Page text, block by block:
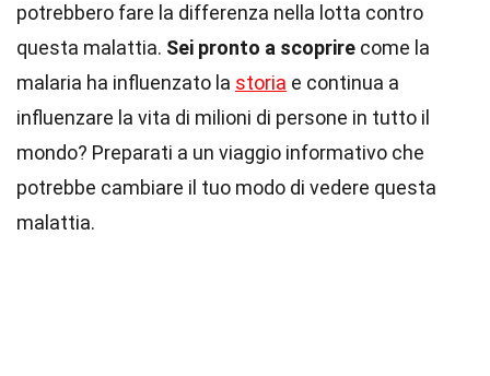
potrebbero fare la differenza nella lotta contro
questa malattia. Sei pronto a scoprire come la
malaria ha influenzato la storia e continua a
influenzare la vita di milioni di persone in tutto il
mondo? Preparati a un viaggio informativo che
potrebbe cambiare il tuo modo di vedere questa
malattia.